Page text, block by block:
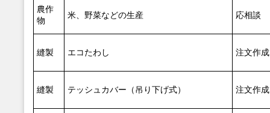
農作
物
米、野菜などの生産 応相談
縫製 エコたわし 注文作成
縫製 テッシュカバー（吊り下げ式） 注文作成